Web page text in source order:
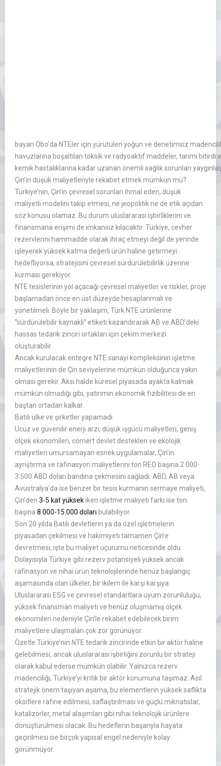
bayan Obo’da NTEler için yürütülen yoğun ve denetimsiz
havuzlarına boşaltılan toksik ve radyoaktif maddeler, tarımı
kemik hastalıklarına kadar uzanan önemli sağlık sorunları
Çin’in düşük maliyetleriyle rekabet etmek mümkün mü?
Türkiye’nin, Çin’in çevresel sorunları ihmal eden, düşük
maliyetli modelini takip etmesi, ne jeopolitik ne de etik açıdan
söz konusu olamaz. Bu durum uluslararası işbirliklerini ve
finansmana erişimi de imkansız kılacaktır. Türkiye, cevher
rezervlerini hammadde olarak ihraç etmeyi değil de yerinde
işleyerek yüksek katma değerli ürün haline getirmeyi
hedefliyorsa, stratejisini çevresel sürdürülebilirlik üzerine
kurması gerekiyor.
NTE tesislerinin yol açacağı çevresel maliyetler ve riskler, proje
başlamadan önce en üst düzeyde hesaplanmalı ve
yönetilmeli. Böyle bir yaklaşım, Türk NTE ürünlerine
‘‘sürdürülebilir kaynaklı’’ etiketi kazandırarak AB ve ABD’deki
hassas tedarik zinciri ortakları için çekim merkezi
oluşturabilir.
Ancak kurulacak entegre NTE sanayi kompleksinin işletme
maliyetlerinin de Çin seviyelerine mümkün olduğunca yakın
olması gerekir. Aksi halde küresel piyasada ayakta kalmak
mümkün olmadığı gibi, yatırımın ekonomik fizibilitesi de en
baştan ortadan kalkar.
Batılı ülke ve şirketler yapamadı
Ucuz ve güvenilir enerji arzı, düşük işgücü maliyetleri, geniş
ölçek ekonomileri, cömert devlet destekleri ve ekolojik
maliyetleri umursamayan esnek uygulamalar, Çin’in
ayrıştırma ve rafinasyon maliyetlerini ton REO başına 2.000-
3.500 ABD doları bandına çekmesini sağladı. ABD, AB veya
Avustralya’da ise benzer bir tesis kurmanın sermaye maliyeti,
Çin’den 3-5 kat yüksekiken işletme maliyeti farkı ise ton
başına 8.000-15.000 doları bulabiliyor.
Son 20 yılda Batılı devletlerin ya da özel işletmelerin
piyasadan çekilmesi ve hakimiyeti tamamen Çin’e
devretmesi, işte bu maliyet uçurumu neticesinde oldu.
Dolayısıyla Türkiye gibi rezerv potansiyeli yüksek ancak
rafinasyon ve nihai ürün teknolojilerinde henüz başlangıç
aşamasında olan ülkeler, bir ikilem ile karşı karşıya:
Uluslararası ESG ve çevresel standartlara uyum zorunluluğu,
yüksek finansman maliyeti ve henüz oluşmamış ölçek
ekonomileri nedeniyle Çin’le rekabet edebilecek birim
maliyetlere ulaşmaları çok zor görünüyor.
Özetle Türkiye’nin NTE tedarik zincirinde etkin bir aktör haline
gelebilmesi, ancak uluslararası işbirliğini zorunlu bir strateji
olarak kabul ederse mümkün olabilir. Yalnızca rezerv
madenciliği, Türkiye’yi kritik bir aktör konumuna taşımaz. Asıl
stratejik önem taşıyan aşama, bu elementlerin yüksek saflıkta
oksitlere rafine edilmesi, saflaştırılması ve güçlü mıknatıslar,
katalizörler, metal alaşımları gibi nihai teknolojik ürünlere
dönüştürülmesi olacak. Bu hedeflerin başarıyla hayata
geçirilmesi ise birçok yapısal engel nedeniyle kolay
görünmüyor.